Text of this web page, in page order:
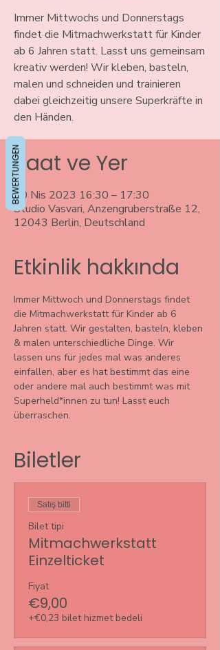
Immer Mittwochs und Donnerstags
findet die Mitmachwerkstatt für Kinder
ab 6 Jahren statt. Lasst uns gemeinsam
kreativ werden! Wir kleben, basteln,
malen und schneiden und trainieren
dabei gleichzeitig unsere Superkräfte in
den Händen.
Saat ve Yer
20 Nis 2023 16:30 – 17:30
Studio Vasvari, Anzengruberstraße 12,
12043 Berlin, Deutschland
Etkinlik hakkında
Immer Mittwoch und Donnerstags findet
die Mitmachwerkstatt für Kinder ab 6
Jahren statt. Wir gestalten, basteln, kleben
& malen unterschiedliche Dinge. Wir
lassen uns für jedes mal was anderes
einfallen, aber es hat bestimmt das eine
oder andere mal auch bestimmt was mit
Superheld*innen zu tun! Lasst euch
überraschen.
Biletler
Satış bitti
Bilet tipi
Mitmachwerkstatt
Einzelticket
Fiyat
€9,00
+€0,23 bilet hizmet bedeli
BEWERTUNGEN